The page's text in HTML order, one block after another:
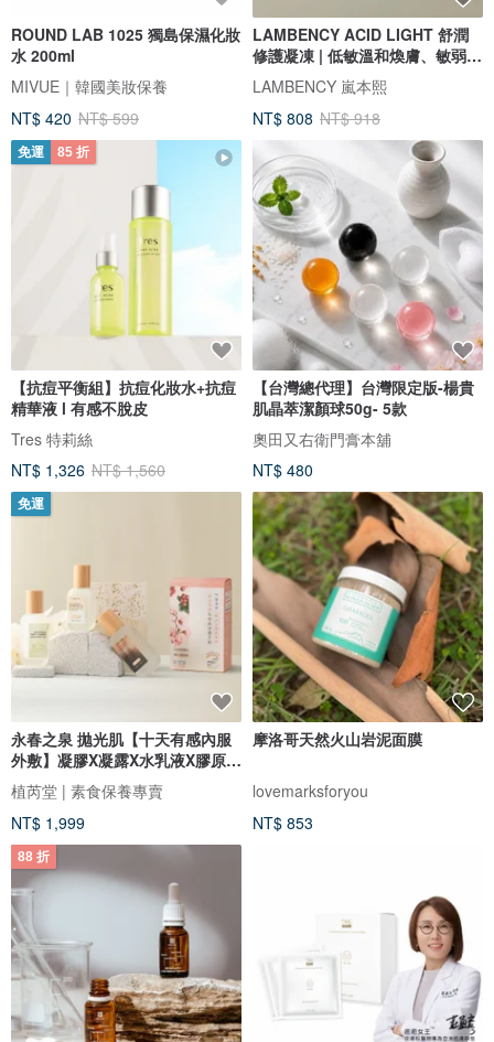
ROUND LAB 1025 獨島保濕化妝
水 200ml
MIVUE｜韓國美妝保養
NT$ 420 NT$ 599
LAMBENCY ACID LIGHT 舒潤
修護凝凍 | 低敏溫和煥膚、敏弱肌
適用
LAMBENCY 嵐本熙
NT$ 808 NT$ 918
免運 85 折
【抗痘平衡組】抗痘化妝水+抗痘
精華液 l 有感不脫皮
Tres 特莉絲
NT$ 1,326 NT$ 1,560
【台灣總代理】台灣限定版-楊貴
肌晶萃潔顏球50g- 5款
奧田又右衛門膏本舖
NT$ 480
免運
永春之泉 拋光肌【十天有感內服
外敷】凝膠X凝露X水乳液X膠原1
盒
植芮堂 | 素食保養專賣
NT$ 1,999
摩洛哥天然火山岩泥面膜
lovemarksforyou
NT$ 853
88 折